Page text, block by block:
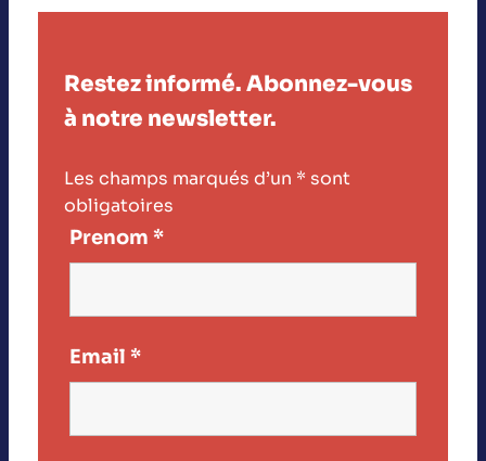
Restez informé. Abonnez-vous
à notre newsletter.
Les champs marqués d’un * sont
obligatoires
Prenom *
Email *